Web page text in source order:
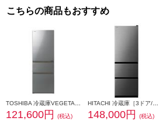
こちらの商品もおすすめ
121,600円 (税込) 148,000円 (税込)